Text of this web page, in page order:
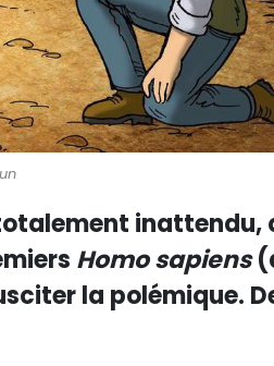
inattendu,
Homo sapiens
la polémique.